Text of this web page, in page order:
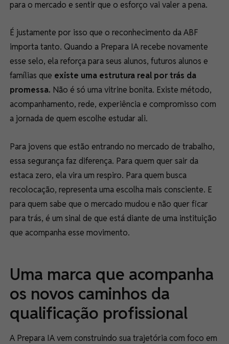
para o mercado e sentir que o esforço vai valer a pena.
É justamente por isso que o reconhecimento da ABF
importa tanto. Quando a Prepara IA recebe novamente
esse selo, ela reforça para seus alunos, futuros alunos e
famílias que existe uma estrutura real por trás da
promessa. Não é só uma vitrine bonita. Existe método,
acompanhamento, rede, experiência e compromisso com
a jornada de quem escolhe estudar ali.
Para jovens que estão entrando no mercado de trabalho,
essa segurança faz diferença. Para quem quer sair da
estaca zero, ela vira um respiro. Para quem busca
recolocação, representa uma escolha mais consciente. E
para quem sabe que o mercado mudou e não quer ficar
para trás, é um sinal de que está diante de uma instituição
que acompanha esse movimento.
Uma marca que acompanha
os novos caminhos da
qualificação profissional
A Prepara IA vem construindo sua trajetória com foco em